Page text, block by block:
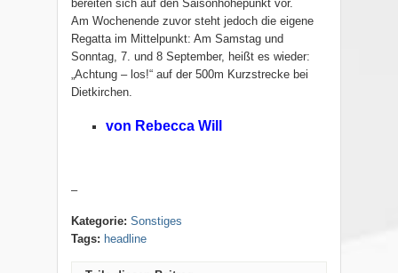
bereiten sich auf den Saisonhöhepunkt vor.
Am Wochenende zuvor steht jedoch die eigene
Regatta im Mittelpunkt: Am Samstag und
Sonntag, 7. und 8 September, heißt es wieder:
„Achtung – los!“ auf der 500m Kurzstrecke bei
Dietkirchen.
von Rebecca Will
–
Kategorie: Sonstiges
Tags: headline